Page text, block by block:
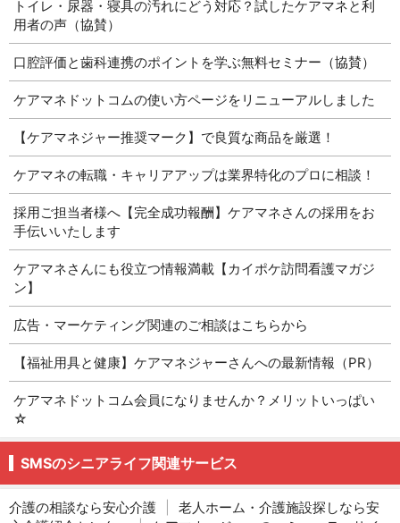
トイレ・尿器・寝具の汚れにどう対応？試したケアマネと利
用者の声（協賛）
口腔評価と歯科連携のポイントを学ぶ無料セミナー（協賛）
ケアマネドットコムの使い方ページをリニューアルしました
【ケアマネジャー推奨マーク】で良質な商品を厳選！
ケアマネの転職・キャリアアップは業界特化のプロに相談！
採用ご担当者様へ【完全成功報酬】ケアマネさんの採用をお
手伝いいたします
ケアマネさんにも役立つ情報満載【カイポケ訪問看護マガジ
ン】
広告・マーケティング関連のご相談はこちらから
【福祉用具と健康】ケアマネジャーさんへの最新情報（PR）
ケアマネドットコム会員になりませんか？メリットいっぱい
☆
SMSのシニアライフ関連サービス
介護の相談なら安心介護
老人ホーム・介護施設探しなら安